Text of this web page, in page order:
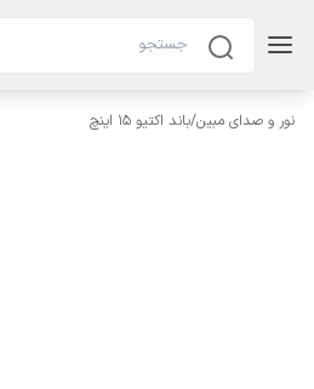
نور و صدای مبین/باند اکتیو ۱۵ اینچ